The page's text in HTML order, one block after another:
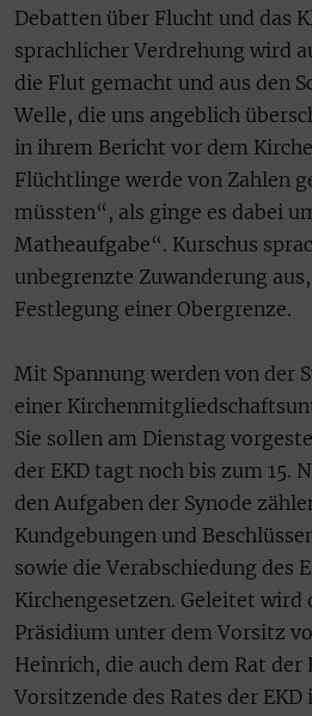
Debatten über Flucht und das
sprachlicher Verdrehung wird
die Flut gemacht und aus den
Welle, die uns angeblich
in ihrem Bericht vor dem
Flüchtlinge werde von Zahlen
müssten“, als ginge es dabei
Matheaufgabe“. Kurschus
unbegrenzte Zuwanderung
Festlegung einer Obergrenze.
Mit Spannung werden von der
einer
Sie sollen am Dienstag
der EKD tagt noch bis zum 15.
den Aufgaben der Synode
Kundgebungen und
sowie die Verabschiedung des
Kirchengesetzen. Geleitet wird
Präsidium unter dem Vorsitz
Heinrich, die auch dem Rat der
Vorsitzende des Rates der